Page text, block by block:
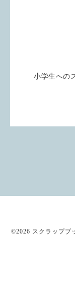
小学生への
©2026 スクラップブ